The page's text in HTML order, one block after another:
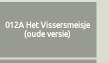
012A Het Vissersmeisje
(oude versie)